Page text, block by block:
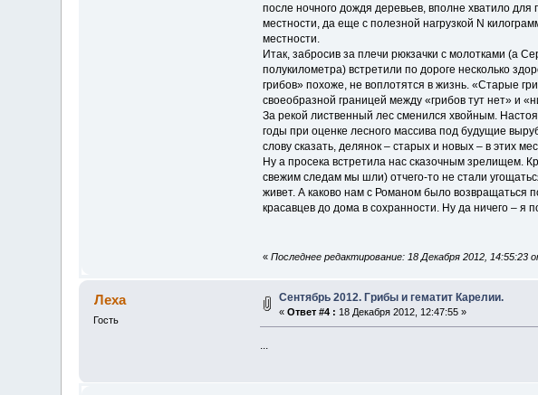
после ночного дождя деревьев, вполне хватило
местности, да еще с полезной нагрузкой N
местности.
Итак, забросив за плечи рюкзачки с молотками (а
полукилометра) встретили по дороге несколько
грибов» похоже, не воплотятся в жизнь. «Старые
своеобразной границей между «грибов тут нет» и
За рекой лиственный лес сменился хвойным.
годы при оценке лесного массива под будущие
слову сказать, делянок – старых и новых – в этих
Ну а просека встретила нас сказочным
свежим следам мы шли) отчего-то не стали
живет. А каково нам с Романом было возвращаться
красавцев до дома в сохранности. Ну да ничего –
« Последнее редактирование: 18 Декабря 2012, 14:55:23
Леха
Гость
Сентябрь 2012. Грибы и гематит Карелии.
«Ответ #4 : 18 Декабря 2012, 12:47:55 »
...